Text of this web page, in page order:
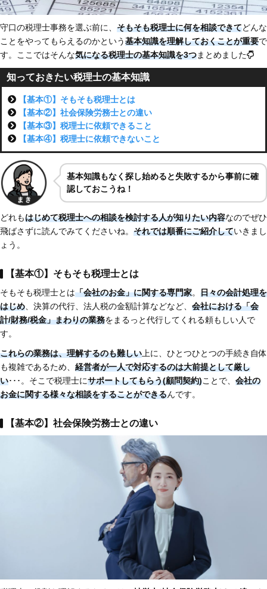
守口の税理士事務を選ぶ前に、 そもそも税理士に何を相談できてどんな
ことをやってもらえるのかという基本知識を理解しておくことが重要で
す。ここではそんな気になる税理士の基本知識を3つまとめました
知っておきたい税理士の基本知識
【基本①】そもそも税理士とは
【基本②】社会保険労務士との違い
【基本③】税理士に依頼できること
【基本④】税理士に依頼できないこと
基本知識もなく探し始めると失敗するから事前に確
認しておこうね！
どれもはじめて税理士への相談を検討する人が知りたい内容なのでぜひ
飛ばさずに読んでみてくださいね。 それでは順番にご紹介していきまし
ょう。
【基本①】そもそも税理士とは
そもそも税理士とは「会社のお金」に関する専門家。 日々の会計処理を
はじめ、決算の代行、法人税の金額計算などなど、 会社における「会
計/財務/税金」まわりの業務をまるっと代行してくれる頼もしい人で
す。
これらの業務は、理解するのも難しい上に、ひとつひとつの手続き自体
も複雑であるため、 経営者が一人で対応するのは大前提として厳し
い･･･。そこで税理士にサポートしてもらう(顧問契約)ことで、 会社の
お金に関する様々な相談をすることができるんです。
【基本②】社会保険労務士との違い